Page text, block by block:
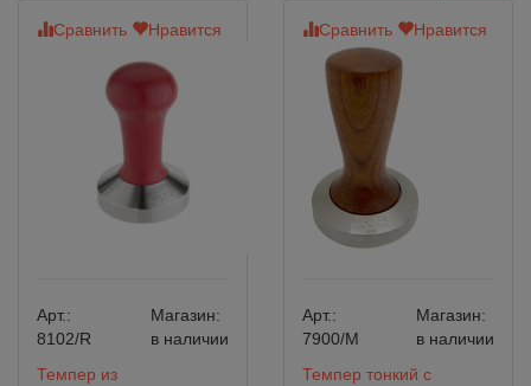
Сравнить Нравится
Арт.:
8102/R
Магазин:
в наличии
Темпер из
Сравнить Нравится
Арт.:
7900/M
Магазин:
в наличии
Темпер тонкий с